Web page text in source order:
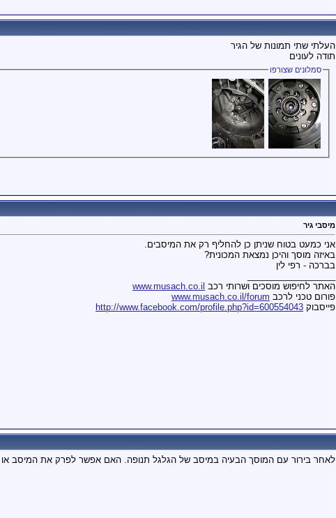
העלתי שתי תמונות של הגיר
תודה לעונים
סמלונים שצורפו
מיסבי גיר
אני כמעט בטוח שניתן כן להחליף רק את המיסבים.
באיזה מוסך והיכן נמצאת המכונית?
בברכה - רפי לין
האתר לחיפוש מוסכים ושרותי רכב www.musach.co.il
פורום טכני לרכב www.musach.co.il/forum
פייסבוק http://www.facebook.com/profile.php?id=600554043
לאחר בירור עם המוסך הבעיה במיסב של הגלגל תנופה. האם אפשר לפרק את המיסב או